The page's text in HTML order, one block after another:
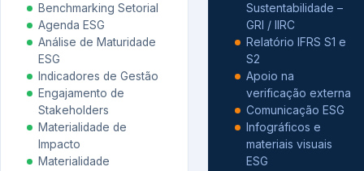
Benchmarking Setorial
Agenda ESG
Análise de Maturidade
ESG
Indicadores de Gestão
Engajamento de
Stakeholders
Materialidade de
Impacto
Materialidade
Sustentabilidade –
GRI / IIRC
Relatório IFRS S1 e
S2
Apoio na
verificação externa
Comunicação ESG
Infográficos e
materiais visuais
ESG